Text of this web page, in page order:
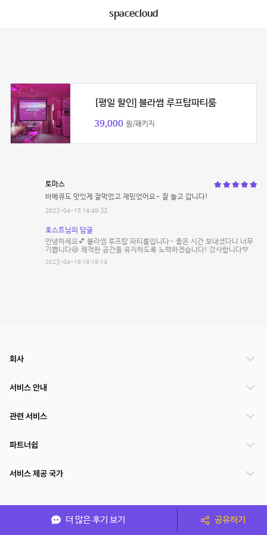
spacecloud
[평일 할인] 블라썸 루프탑파티룸
39,000 원/패키지
토마스
바베큐도 맛있게 잘먹었고 재밌었어요~ 잘 놀고 갑니다!
2023-04-15 14:49:33
호스트님의 답글
안녕하세요💕 블라썸 루프탑 파티룸입니다~ 좋은 시간 보내셨다니 너무
기쁩니다😆 쾌적한 공간을 유지하도록 노력하겠습니다! 감사합니다💚
2023-04-16 16:19:14
더 많은 후기 보기 공유하기
회사
서비스 안내
관련 서비스
파트너쉽
서비스 제공 국가
(주)NSPACE 사업자정보